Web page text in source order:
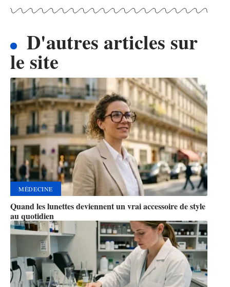
D'autres articles sur
le site
MÉDECINE
Quand les lunettes deviennent un vrai accessoire de style
au quotidien